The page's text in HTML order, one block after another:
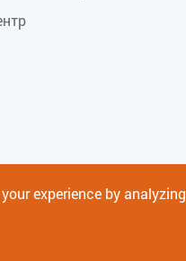
experience by